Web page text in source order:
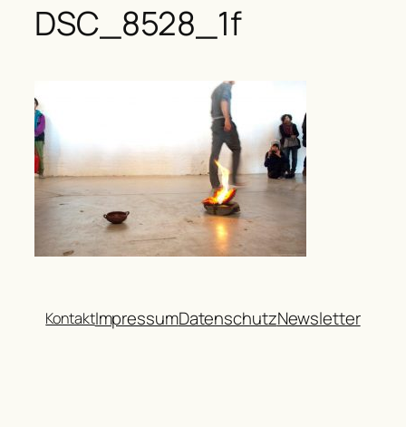
DSC_8528_1f
KontaktImpressumDatenschutzNewsletter